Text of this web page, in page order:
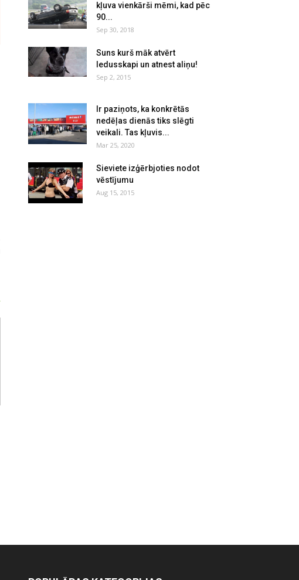
kļuva vienkārši mēmi, kad pēc
90...
Sep 30, 2018
Suns kurš māk atvērt
ledusskapi un atnest aliņu!
Sep 2, 2015
Ir paziņots, ka konkrētās
nedēļas dienās tiks slēgti
veikali. Tas kļuvis...
Mar 25, 2020
Sieviete izģērbjoties nodot
vēstījumu
Aug 15, 2015